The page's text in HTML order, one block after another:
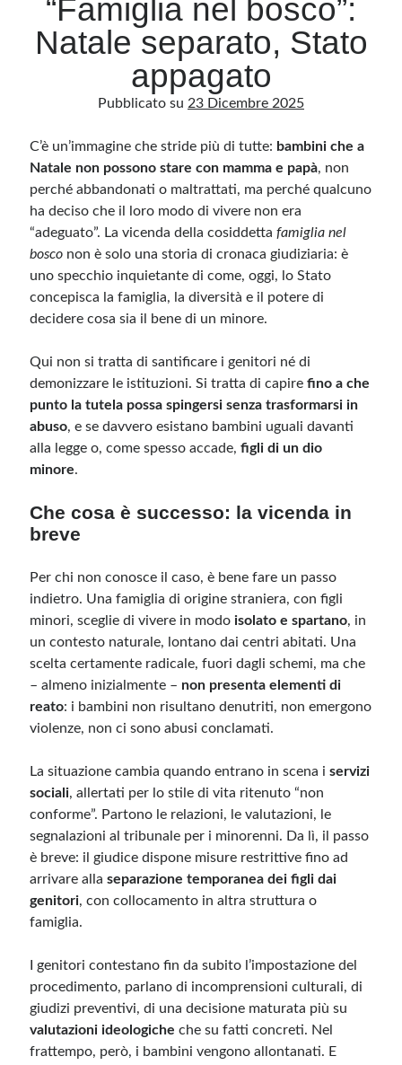
Categorie
Categorie
Questo blog non rappresenta una testata giornalistica, in quanto viene aggiornato
senza alcuna periodicità. Non può pertanto considerarsi un prodotto editoriale ai
sensi della legge n· 62 del 7.03.2001. L’autore non è responsabile di quanto
pubblicato dai lettori nei commenti ai vari post. Saranno comunque cancellati quelli
ritenuti offensivi o lesivi dell’immagine o dell’onorabilità di terzi, di genere spam,
razzisti o che contengano dati personali non conformi al rispetto delle norme sulla
immediatamente rimosse. L’autore del blog non è responsabile dei siti collegati
Meta
Feed dei commenti
WordPress.org
“Famiglia nel bosco”:
Natale separato, Stato
appagato
Pubblicato su 23 Dicembre 2025
C’è un’immagine che stride più di tutte: bambini che a
Natale non possono stare con mamma e papà, non
perché abbandonati o maltrattati, ma perché qualcuno
ha deciso che il loro modo di vivere non era
“adeguato”. La vicenda della cosiddettafamiglia nel
bosco non è solo una storia di cronaca giudiziaria: è
uno specchio inquietante di come, oggi, lo Stato
concepisca la famiglia, la diversità e il potere di
decidere cosa sia il bene di un minore.
Qui non si tratta di santificare i genitori né di
demonizzare le istituzioni. Si tratta di capirefino a che
punto la tutela possa spingersi senza trasformarsi in
abuso, e se davvero esistano bambini uguali davanti
alla legge o, come spesso accade,figli di un dio
minore.
Che cosa è successo: la vicenda in
breve
Per chi non conosce il caso, è bene fare un passo
indietro. Una famiglia di origine straniera, con figli
minori, sceglie di vivere in modoisolato e spartano, in
un contesto naturale, lontano dai centri abitati. Una
scelta certamente radicale, fuori dagli schemi, ma che
– almeno inizialmente – non presenta elementi di
reato: i bambini non risultano denutriti, non emergono
violenze, non ci sono abusi conclamati.
La situazione cambia quando entrano in scena iservizi
sociali, allertati per lo stile di vita ritenuto “non
conforme”. Partono le relazioni, le valutazioni, le
segnalazioni al tribunale per i minorenni. Da lì, il passo
è breve: il giudice dispone misure restrittive fino ad
arrivare allaseparazione temporanea dei figli dai
genitori, con collocamento in altra struttura o
famiglia.
I genitori contestano fin da subito l’impostazione del
procedimento, parlano di incomprensioni culturali, di
giudizi preventivi, di una decisione maturata più su
valutazioni ideologiche che su fatti concreti. Nel
frattempo, però, i bambini vengono allontanati. E